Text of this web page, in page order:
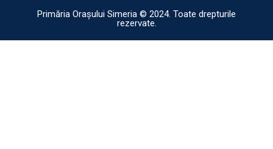
Primăria Orașului Simeria © 2024. Toate drepturile
rezervate.